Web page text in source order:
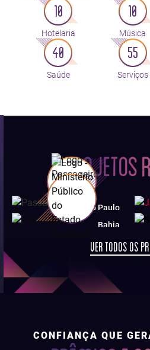
10
Hotelaria
10
Música
40
Saúde
55
Serviços
PROJETOS
São Paulo
Bahia
VER TODOS OS
CONFIANÇA QUE